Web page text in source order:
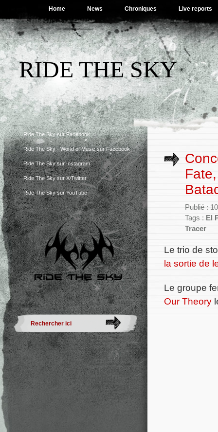
Home News Chroniques Live reports
RIDE THE SKY
Ride The Sky sur Facebook
Ride The Sky - World of Music sur Facebook
Ride The Sky sur Instagram
Ride The Sky sur X/Twitter
Ride The Sky sur YouTube
Publié :
Tags : El
Tracer
Le trio de
la sortie de
Le groupe
Our Theory